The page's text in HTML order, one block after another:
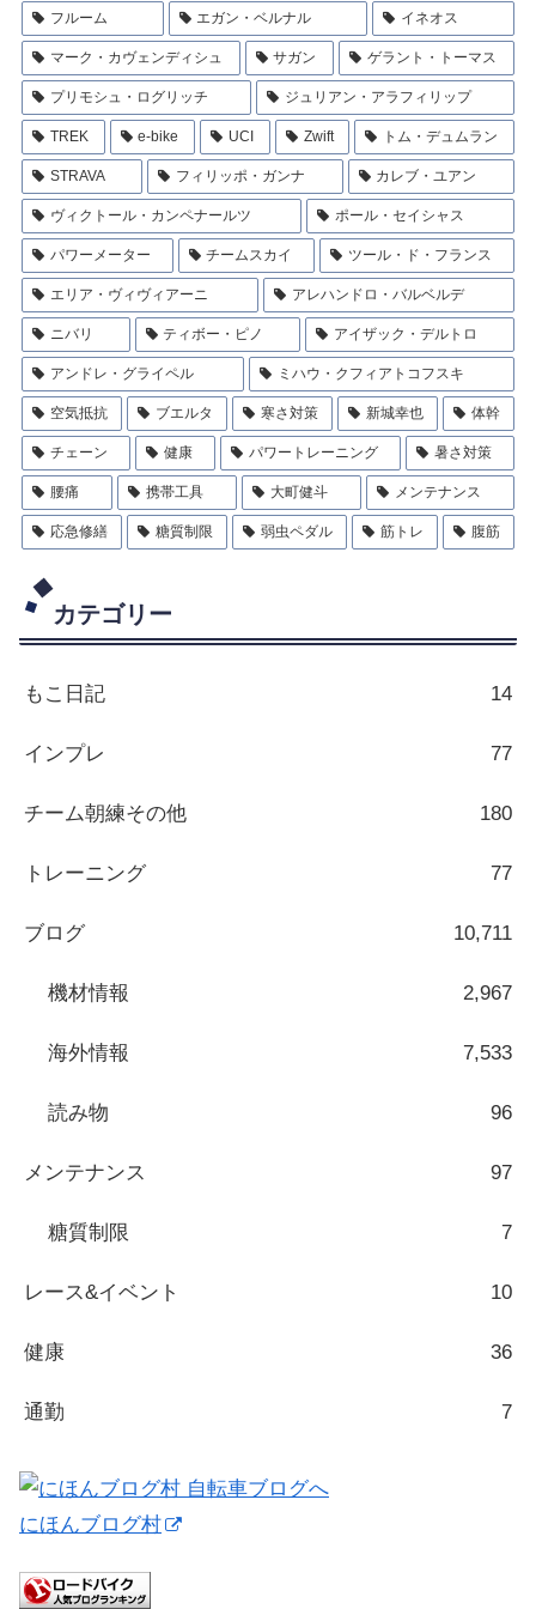
フルーム エガン・ベルナル イネオス
マーク・カヴェンディシュ サガン ゲラント・トーマス
プリモシュ・ログリッチ ジュリアン・アラフィリップ
TREK e-bike UCI Zwift トム・デュムラン
STRAVA フィリッポ・ガンナ カレブ・ユアン
ヴィクトール・カンペナールツ ポール・セイシャス
パワーメーター チームスカイ ツール・ド・フランス
エリア・ヴィヴィアーニ アレハンドロ・バルベルデ
ニバリ ティボー・ピノ アイザック・デルトロ
アンドレ・グライペル ミハウ・クフィアトコフスキ
空気抵抗 ブエルタ 寒さ対策 新城幸也 体幹
チェーン 健康 パワートレーニング 暑さ対策
腰痛 携帯工具 大町健斗 メンテナンス
応急修繕 糖質制限 弱虫ペダル 筋トレ 腹筋
カテゴリー
もこ日記 14
インプレ 77
チーム朝練その他 180
トレーニング 77
ブログ 10,711
機材情報 2,967
海外情報 7,533
読み物 96
メンテナンス 97
糖質制限 7
レース&イベント 10
健康 36
通勤 7
にほんブログ村